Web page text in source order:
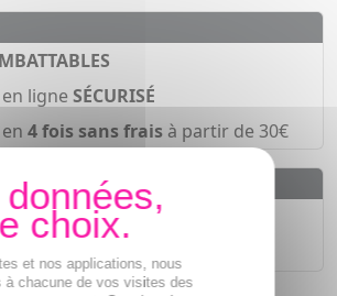
ligne SÉCURISÉ
4 fois sans fraisà partir de 30€
gratuite dès55€
Chronopost
et nos applications, nous
à chacune de vos visites des